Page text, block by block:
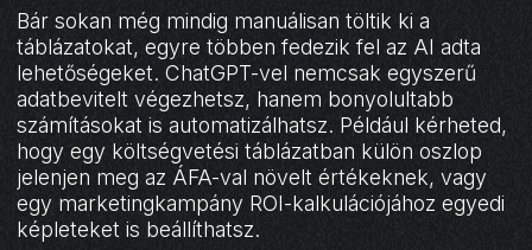
Bár sokan még mindig manuálisan töltik ki a
táblázatokat, egyre többen fedezik fel az AI adta
lehetőségeket. ChatGPT-vel nemcsak egyszerű
adatbevitelt végezhetsz, hanem bonyolultabb
számításokat is automatizálhatsz. Például kérheted,
hogy egy költségvetési táblázatban külön oszlop
jelenjen meg az ÁFA-val növelt értékeknek, vagy
egy marketingkampány ROI-kalkulációjához egyedi
képleteket is beállíthatsz.